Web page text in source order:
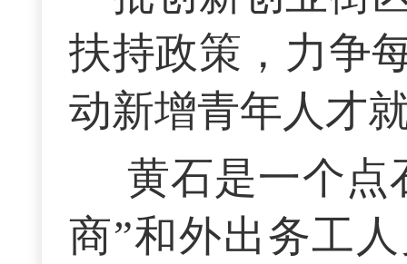
扶持政策，力争
动新增青年人才
黄石是一个点
商”和外出务工